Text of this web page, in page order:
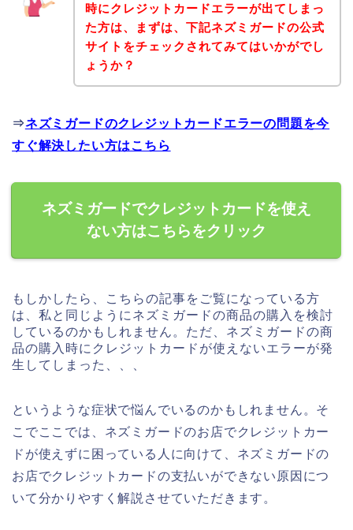
時にクレジットカードエラーが出てしまっ
た方は、まずは、下記ネズミガードの公式
サイトをチェックされてみてはいかがでし
ょうか？
⇒ネズミガードのクレジットカードエラーの問題を今
すぐ解決したい方はこちら
ネズミガードでクレジットカードを使え
ない方はこちらをクリック
もしかしたら、こちらの記事をご覧になっている方
は、私と同じようにネズミガードの商品の購入を検討
しているのかもしれません。ただ、ネズミガードの商
品の購入時にクレジットカードが使えないエラーが発
生してしまった、、、
というような症状で悩んでいるのかもしれません。そ
こでここでは、ネズミガードのお店でクレジットカー
ドが使えずに困っている人に向けて、ネズミガードの
お店でクレジットカードの支払いができない原因につ
いて分かりやすく解説させていただきます。